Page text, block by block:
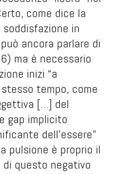
come dice la
in
ancora parlare di
ma è necessario
inizi “a
tempo, come
[…] del
gap implicito
dell’essere”
pulsione è proprio il
questo negativo